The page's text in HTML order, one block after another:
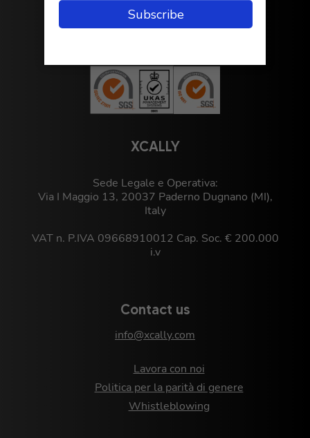
XCALLY
Sede Legale e Operativa:
Via I Maggio 13, 20037 Paderno Dugnano (MI),
Italy
VAT n. P.IVA 09668910012 Cap. Soc. € 200.000
i.v
Contact us
info@xcally.com
Lavora con noi
Politica per la parità di genere
Whistleblowing
Follow us